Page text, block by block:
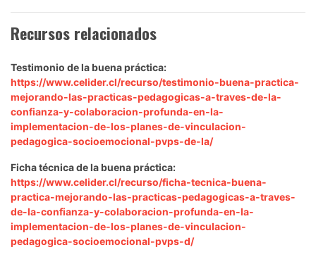
Recursos relacionados
Testimonio de la buena práctica:
https://www.celider.cl/recurso/testimonio-buena-practica-
mejorando-las-practicas-pedagogicas-a-traves-de-la-
confianza-y-colaboracion-profunda-en-la-
implementacion-de-los-planes-de-vinculacion-
pedagogica-socioemocional-pvps-de-la/
Ficha técnica de la buena práctica:
https://www.celider.cl/recurso/ficha-tecnica-buena-
practica-mejorando-las-practicas-pedagogicas-a-traves-
de-la-confianza-y-colaboracion-profunda-en-la-
implementacion-de-los-planes-de-vinculacion-
pedagogica-socioemocional-pvps-d/